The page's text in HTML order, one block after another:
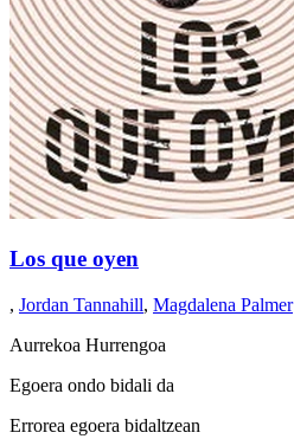
Los que oyen
, Jordan Tannahill, Magdalena Palmer
Aurrekoa Hurrengoa
Egoera ondo bidali da
Errorea egoera bidaltzean